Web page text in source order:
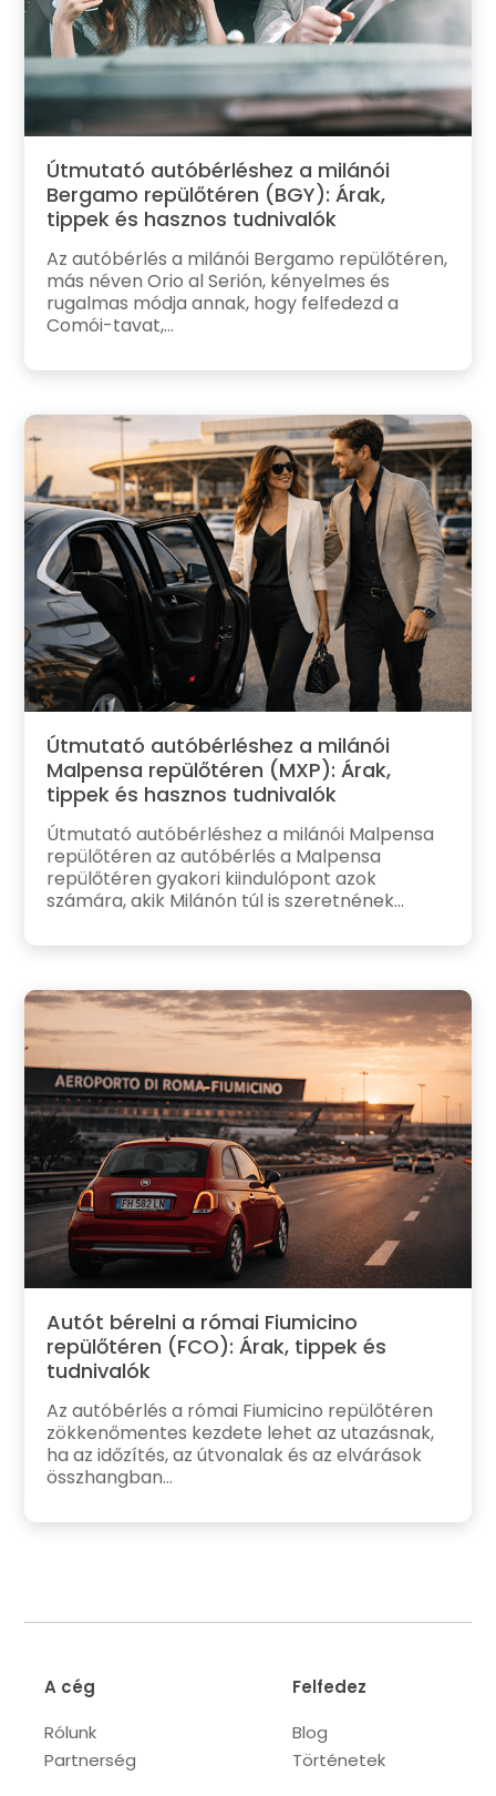
Útmutató autóbérléshez a milánói
Bergamo repülőtéren (BGY): Árak,
tippek és hasznos tudnivalók
Az autóbérlés a milánói Bergamo repülőtéren,
más néven Orio al Serión, kényelmes és
rugalmas módja annak, hogy felfedezd a
Comói-tavat,...
Útmutató autóbérléshez a milánói
Malpensa repülőtéren (MXP): Árak,
tippek és hasznos tudnivalók
Útmutató autóbérléshez a milánói Malpensa
repülőtéren az autóbérlés a Malpensa
repülőtéren gyakori kiindulópont azok
számára, akik Milánón túl is szeretnének...
Autót bérelni a római Fiumicino
repülőtéren (FCO): Árak, tippek és
tudnivalók
Az autóbérlés a római Fiumicino repülőtéren
zökkenőmentes kezdete lehet az utazásnak,
ha az időzítés, az útvonalak és az elvárások
összhangban...
A cég
Rólunk
Partnerség
Felfedez
Blog
Történetek